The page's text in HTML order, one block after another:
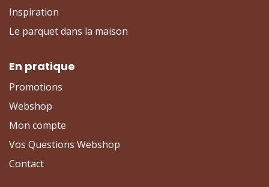
Inspiration
Le parquet dans la maison
En pratique
Promotions
Webshop
Mon compte
Vos Questions Webshop
Contact